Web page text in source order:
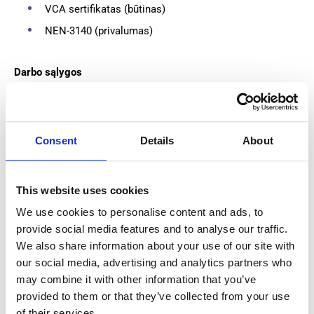
Consent Details About
This website uses cookies
We use cookies to personalise content and ads, to
provide social media features and to analyse our traffic.
We also share information about your use of our site with
our social media, advertising and analytics partners who
may combine it with other information that you’ve
provided to them or that they’ve collected from your use
VCA sertifikatas (būtinas)
NEN-3140 (privalumas)
Darbo sąlygos
Atlyginimas: €20 – €25 bruto per valandą, apie €700 –
Darbo laikotarpis: ilgalaikis (6+ mėn.)
Papildomos naudos
Apgyvendinimas: butas su atskiru kambariu
(Roterdamo regione)
Transportas: įmonės automobilis arba nuosavas
automobilis (naudojant nuosavą – €0,23/km